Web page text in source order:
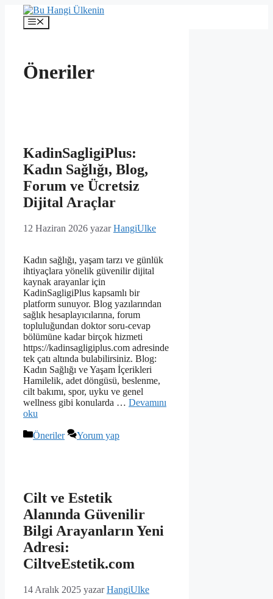
İçeriğe
Menü
Öneriler
KadinSagligiPlus:
Kadın Sağlığı, Blog,
Forum ve Ücretsiz
Dijital Araçlar
12 Haziran 2026 yazarHangiUlke
Kadın sağlığı, yaşam tarzı ve günlük
ihtiyaçlara yönelik güvenilir dijital
kaynak arayanlar için
KadinSagligiPlus kapsamlı bir
platform sunuyor. Blog yazılarından
sağlık hesaplayıcılarına, forum
topluluğundan doktor soru-cevap
bölümüne kadar birçok hizmeti
https://kadinsagligiplus.com adresinde
tek çatı altında bulabilirsiniz. Blog:
Kadın Sağlığı ve Yaşam İçerikleri
Hamilelik, adet döngüsü, beslenme,
cilt bakımı, spor, uyku ve genel
wellness gibi konularda … Devamını
oku
Kategoriler
Öneriler Yorum yap
Cilt ve Estetik
Alanında Güvenilir
Bilgi Arayanların Yeni
Adresi:
CiltveEstetik.com
14 Aralık 2025 yazarHangiUlke